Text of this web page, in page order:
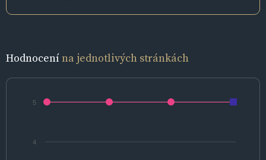
Hodnocenína jednotlivých stránkách
4
5